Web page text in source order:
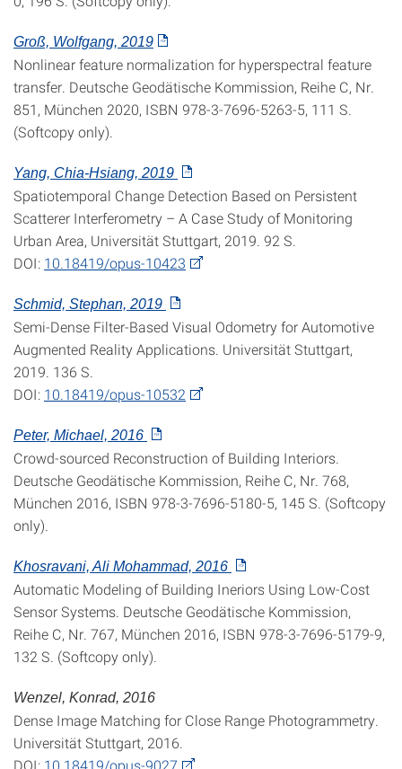
Groß, Wolfgang, 2019
Nonlinear feature normalization for hyperspectral feature
transfer. Deutsche Geodätische Kommission, Reihe C, Nr.
851, München 2020, ISBN 978-3-7696-5263-5, 111 S.
(Softcopy only).
Yang, Chia-Hsiang, 2019
Spatiotemporal Change Detection Based on Persistent
Scatterer Interferometry – A Case Study of Monitoring
Urban Area, Universität Stuttgart, 2019. 92 S.
DOI: 10.18419/opus-10423
Schmid, Stephan, 2019
Semi-Dense Filter-Based Visual Odometry for Automotive
Augmented Reality Applications. Universität Stuttgart,
2019. 136 S.
DOI: 10.18419/opus-10532
Peter, Michael, 2016
Crowd-sourced Reconstruction of Building Interiors.
Deutsche Geodätische Kommission, Reihe C, Nr. 768,
München 2016, ISBN 978-3-7696-5180-5, 145 S. (Softcopy
only).
Khosravani, Ali Mohammad, 2016
Automatic Modeling of Building Ineriors Using Low-Cost
Sensor Systems. Deutsche Geodätische Kommission,
Reihe C, Nr. 767, München 2016, ISBN 978-3-7696-5179-9,
132 S. (Softcopy only).
Wenzel, Konrad, 2016
Dense Image Matching for Close Range Photogrammetry.
Universität Stuttgart, 2016.
DOI: 10.18419/opus-9027